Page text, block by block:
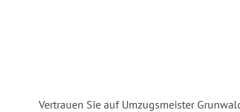
Vertrauen Sie auf Umzugsmeister